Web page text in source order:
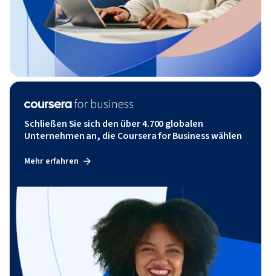
Schließen Sie sich den über 4.700 globalen
Unternehmen an, die Coursera for Business wählen
Mehr erfahren